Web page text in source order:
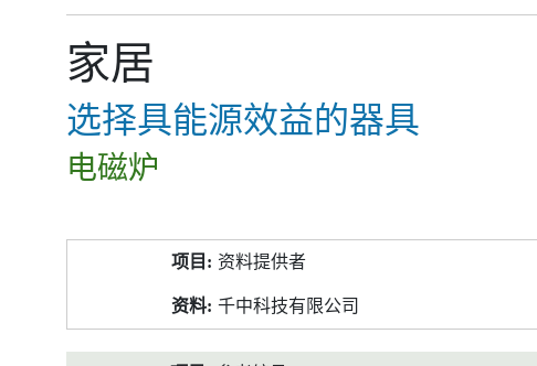
家居
选择具能源效益的器具
电磁炉
料
资料提供者
千中科技有限公司